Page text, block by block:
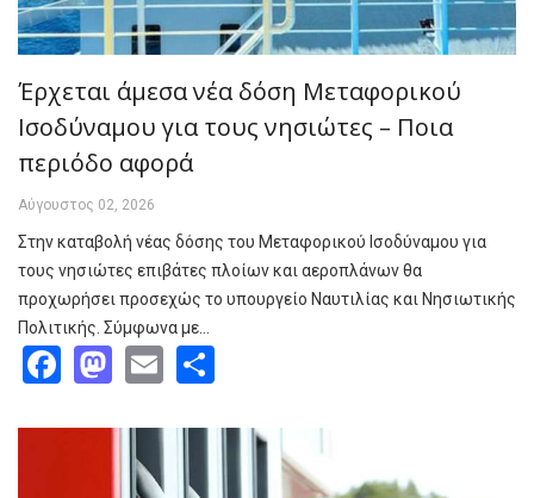
Έρχεται άμεσα νέα δόση Μεταφορικού
Ισοδύναμου για τους νησιώτες – Ποια
περιόδο αφορά
Αύγουστος 02, 2026
Στην καταβολή νέας δόσης του Μεταφορικού Ισοδύναμου για
τους νησιώτες επιβάτες πλοίων και αεροπλάνων θα
προχωρήσει προσεχώς το υπουργείο Ναυτιλίας και Νησιωτικής
Πολιτικής. Σύμφωνα με…
Facebook
Mastodon
Email